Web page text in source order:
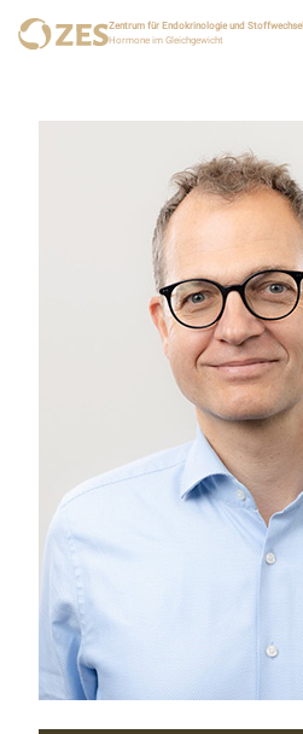
Zentrum für Endokrinologie und Stoffwechsel
Hormone im Gleichgewicht